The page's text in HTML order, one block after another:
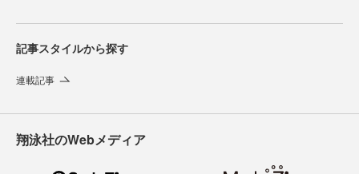
記事スタイルから探す
連載記事
翔泳社のWebメディア